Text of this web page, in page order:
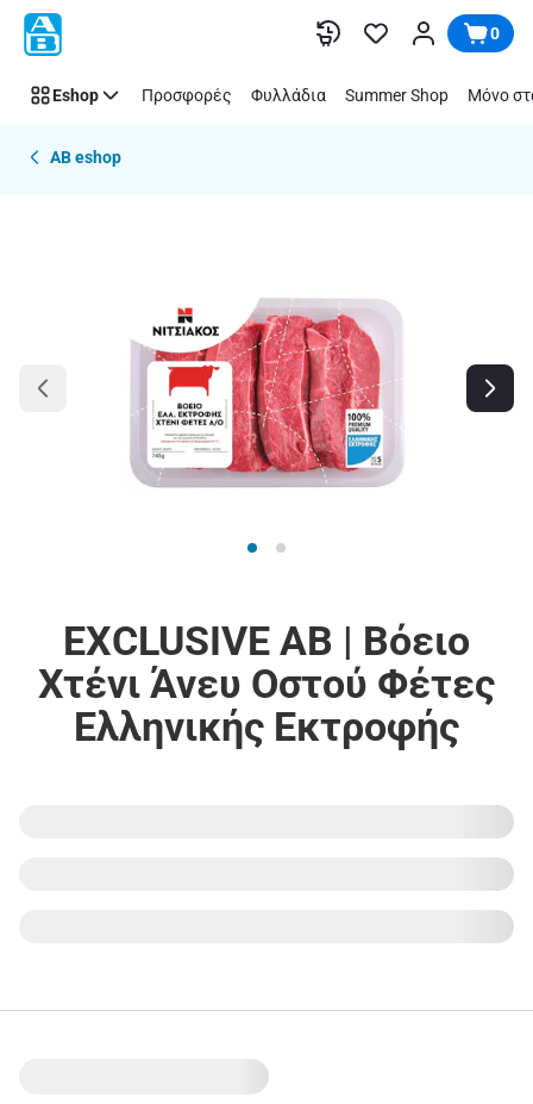
Παράλειψη 0
Eshop Προσφορές Φυλλάδια Summer Shop Μόνο
AB eshop
EXCLUSIVE AB | Βόειο
Χτένι Άνευ Οστού Φέτες
Ελληνικής Εκτροφής